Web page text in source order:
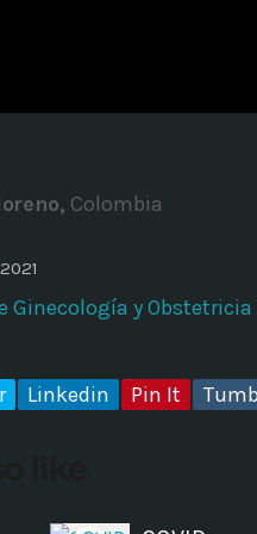
Time
Colombia
Ginecología y Obstetricia
Linkedin Pin It